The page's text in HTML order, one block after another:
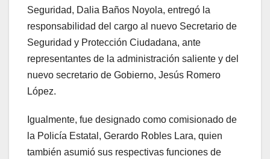
Seguridad, Dalia Baños Noyola, entregó la
responsabilidad del cargo al nuevo Secretario de
Seguridad y Protección Ciudadana, ante
representantes de la administración saliente y del
nuevo secretario de Gobierno, Jesús Romero
López.
Igualmente, fue designado como comisionado de
la Policía Estatal, Gerardo Robles Lara, quien
también asumió sus respectivas funciones de